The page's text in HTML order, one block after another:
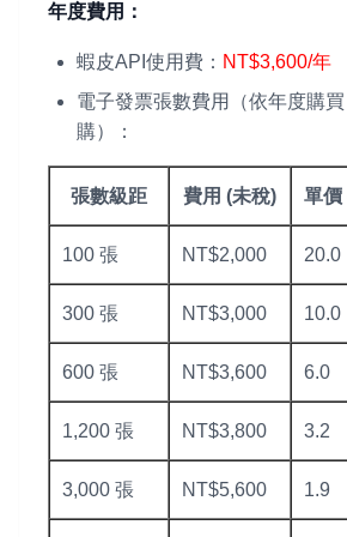
年度費用：
蝦皮API使用費： NT$3,600/年
電子發票張數費用（依年度購
購）：
張數級距 費用 (未稅) 單價
100 張 NT$2,000 20.0
300 張 NT$3,000 10.0
600 張 NT$3,600 6.0
1,200 張 NT$3,800 3.2
3,000 張 NT$5,600 1.9